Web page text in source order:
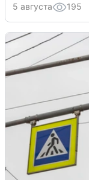
5 августа 195